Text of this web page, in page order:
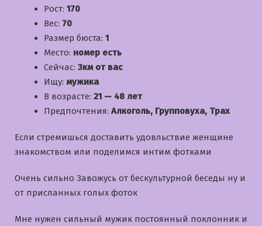
Рост: 170
Вес: 70
Размер бюста: 1
Место: номер есть
Сейчас: 3км от вас
Ищу: мужика
В возрасте: 21 — 48 лет
Предпочтения: Алкоголь, Групповуха, Трах
Если стремишься доставить удовльствие женщине
знакомством или поделимся интим фотками
Очень сильно Завожусь от бескультурной беседы ну и
от присланных голых фоток
Мне нужен сильный мужик постоянный поклонник и